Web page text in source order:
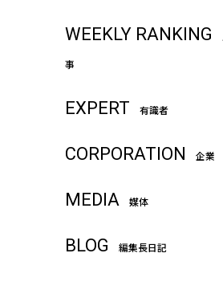
WEEKLY RANKING
事
EXPERT 有識者
CORPORATION 企業
MEDIA 媒体
BLOG 編集長日記